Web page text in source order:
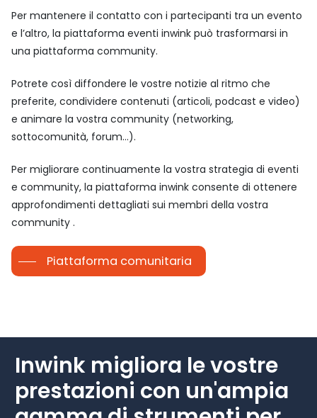
Per mantenere il contatto con i partecipanti tra un evento
e l’altro, la piattaforma eventi inwink può trasformarsi in
una piattaforma community.
Potrete così diffondere le vostre notizie al ritmo che
preferite, condividere contenuti (articoli, podcast e video)
e animare la vostra community (networking,
sottocomunità, forum…).
Per migliorare continuamente la vostra strategia di eventi
e community, la piattaforma inwink consente di ottenere
approfondimenti dettagliati sui membri della vostra
community .
Piattaforma comunitaria
Inwink migliora levostre
prestazioni con un'ampia